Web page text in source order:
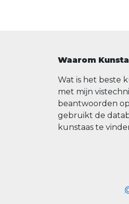
Waarom
Wat is het beste
met mijn
beantwoorden
gebruikt de
kunstaas te